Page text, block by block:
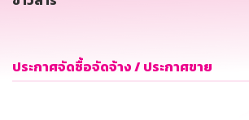
ประกาศจัดซื้อจัดจ้าง / ประกาศขาย